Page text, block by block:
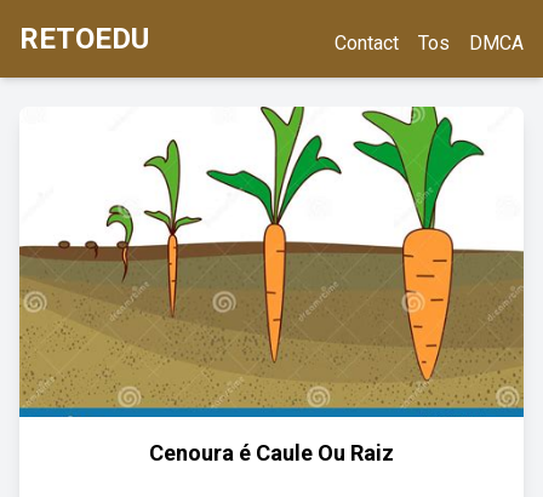
RETOEDU Contact Tos DMCA
Cenoura é Caule Ou Raiz